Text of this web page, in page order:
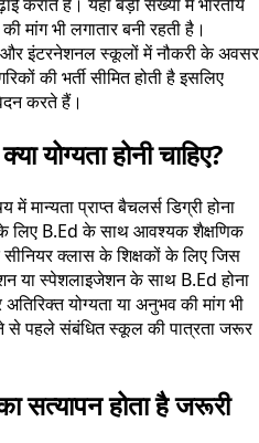
मांग भी लगातार बनी रहती है।
और इंटरनेशनल स्कूलों में नौकरी के अवसर
की भर्ती सीमित होती है इसलिए
करते हैं।
योग्यता होनी चाहिए?
मान्यता प्राप्त बैचलर्स डिग्री होना
लिए B.Ed के साथ आवश्यक शैक्षणिक
सीनियर क्लास के शिक्षकों के लिए जिस
या स्पेशलाइजेशन के साथ B.Ed होना
योग्यता या अनुभव की मांग भी
पहले संबंधित स्कूल की पात्रता जरूर
सत्यापन होता है जरूरी